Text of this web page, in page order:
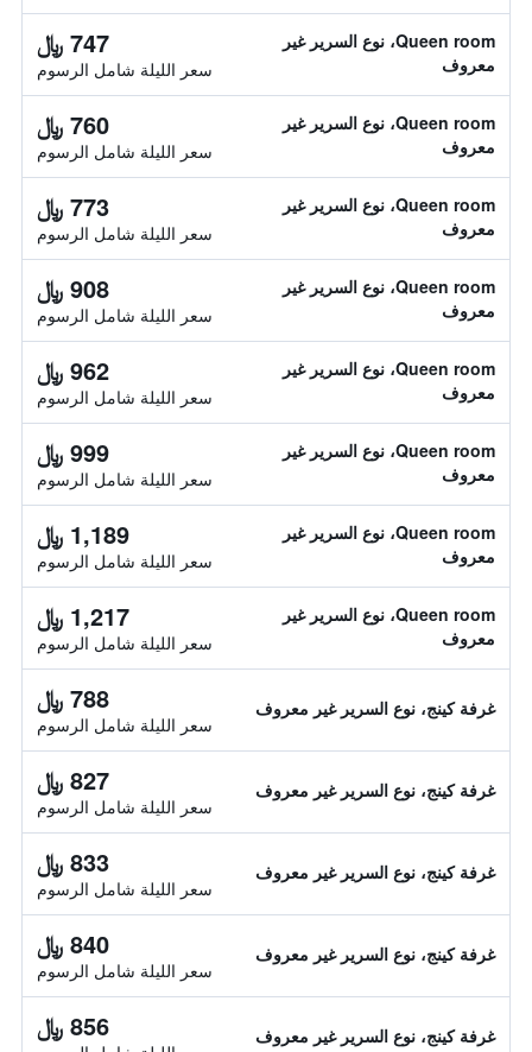
Queen room، نوع السرير غير
معروف
747 ﷼
سعر الليلة شامل الرسوم
Queen room، نوع السرير غير
معروف
760 ﷼
سعر الليلة شامل الرسوم
Queen room، نوع السرير غير
معروف
773 ﷼
سعر الليلة شامل الرسوم
Queen room، نوع السرير غير
معروف
908 ﷼
سعر الليلة شامل الرسوم
Queen room، نوع السرير غير
معروف
962 ﷼
سعر الليلة شامل الرسوم
Queen room، نوع السرير غير
معروف
999 ﷼
سعر الليلة شامل الرسوم
Queen room، نوع السرير غير
معروف
1,189 ﷼
سعر الليلة شامل الرسوم
Queen room، نوع السرير غير
معروف
1,217 ﷼
سعر الليلة شامل الرسوم
غرفة كينج، نوع السرير غير معروف 788 ﷼
سعر الليلة شامل الرسوم
غرفة كينج، نوع السرير غير معروف 827 ﷼
سعر الليلة شامل الرسوم
غرفة كينج، نوع السرير غير معروف 833 ﷼
سعر الليلة شامل الرسوم
غرفة كينج، نوع السرير غير معروف 840 ﷼
سعر الليلة شامل الرسوم
غرفة كينج، نوع السرير غير معروف 856 ﷼